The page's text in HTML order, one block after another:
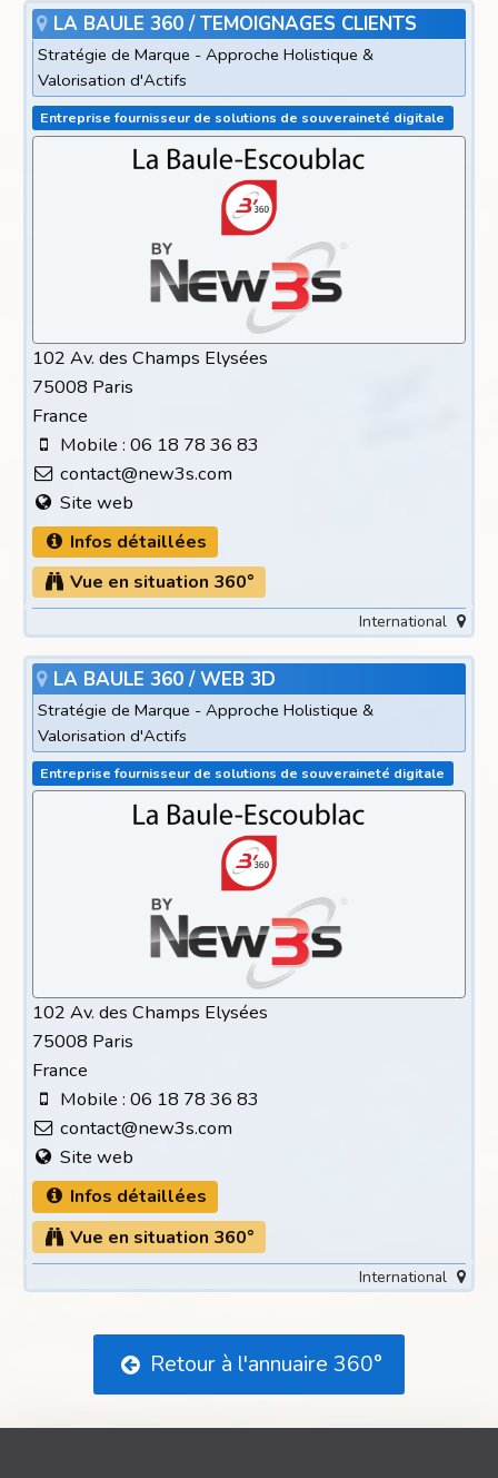
LA BAULE 360 / TEMOIGNAGES CLIENTS
Stratégie de Marque - Approche Holistique &
Valorisation d'Actifs
Entreprise fournisseur de solutions de souveraineté digitale
102 Av. des Champs Elysées
75008 Paris
France
Mobile : 06 18 78 36 83
contact@new3s.com
Site web
Infos détaillées
Vue en situation 360°
International
LA BAULE 360 / WEB 3D
Stratégie de Marque - Approche Holistique &
Valorisation d'Actifs
Entreprise fournisseur de solutions de souveraineté digitale
102 Av. des Champs Elysées
75008 Paris
France
Mobile : 06 18 78 36 83
contact@new3s.com
Site web
Infos détaillées
Vue en situation 360°
International
Retour à l'annuaire 360°